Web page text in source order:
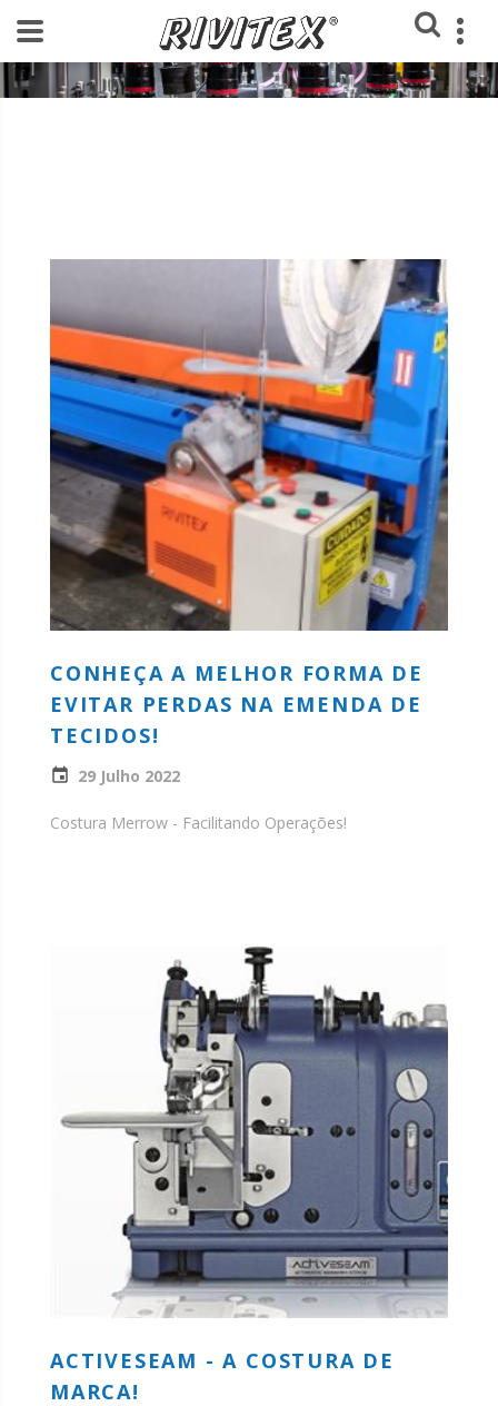
Home Blog Rivitex
CONHEÇA A MELHOR FORMA DE
EVITAR PERDAS NA EMENDA DE
TECIDOS!
29 Julho 2022
Costura Merrow - Facilitando Operações!
ACTIVESEAM - A COSTURA DE
MARCA!